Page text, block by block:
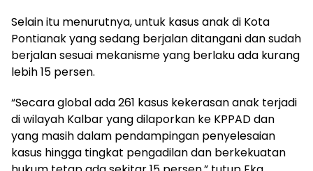
Selain itu menurutnya, untuk kasus anak di Kota
Pontianak yang sedang berjalan ditangani dan sudah
berjalan sesuai mekanisme yang berlaku ada kurang
lebih 15 persen.
“Secara global ada 261 kasus kekerasan anak terjadi
di wilayah Kalbar yang dilaporkan ke KPPAD dan
yang masih dalam pendampingan penyelesaian
kasus hingga tingkat pengadilan dan berkekuatan